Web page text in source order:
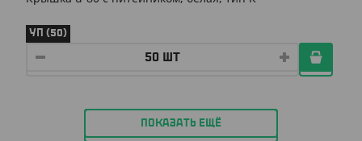
УП (50)
ПОКАЗАТЬ ЕЩЁ